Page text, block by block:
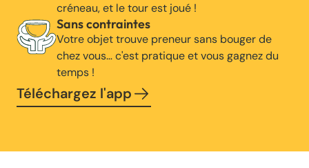
créneau, et le tour est joué !
Sans contraintes
Votre objet trouve preneur sans bouger de
chez vous… c'est pratique et vous gagnez du
temps !
Téléchargez l'app